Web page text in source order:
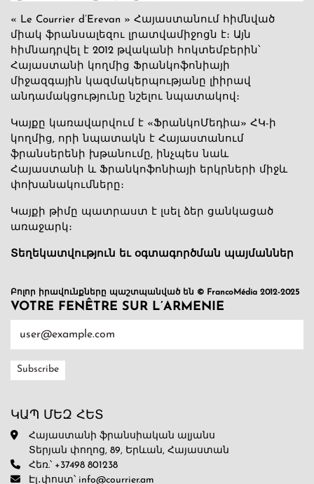
« Le Courrier d’Erevan » Հայաստանում հիմնված
միակ ֆրանսալեզու լրատվամիջոցն է։ Այն
հիմնադրվել է 2012 թվականի հոկտեմբերին՝
Հայաստանի կողմից Ֆրանկոֆոնիայի
միջազգային կազմակերպությանը լիիրավ
անդամակցությունը նշելու նպատակով։
Կայքը կառավարվում է «ՖրանկոՄեդիա» ՀԿ-ի
կողմից, որի նպատակն է Հայաստանում
ֆրանսերենի խթանումը, ինչպես նաև
Հայաստանի և Ֆրանկոֆոնիայի երկրների միջև
փոխանակումները։
Կայքի թիմը պատրաստ է լսել ձեր ցանկացած
առաջարկ։
Տեղեկատվություն եւ օգտագործման պայմաններ
Բոլոր իրավունքները պաշտպանված են © FrancoMédia 2012-2025
VOTRE FENÊTRE SUR L’ARMENIE
ԿԱՊ ՄԵԶ ՀԵՏ
Հայաստանի ֆրանսիական ալյանս
Տերյան փողոց, 89, Երևան, Հայաստան
Հեռ.՝ +37498 801238
Էլ․փոստ՝ info@courrier.am